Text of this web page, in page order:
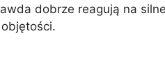
dobrze reagują na